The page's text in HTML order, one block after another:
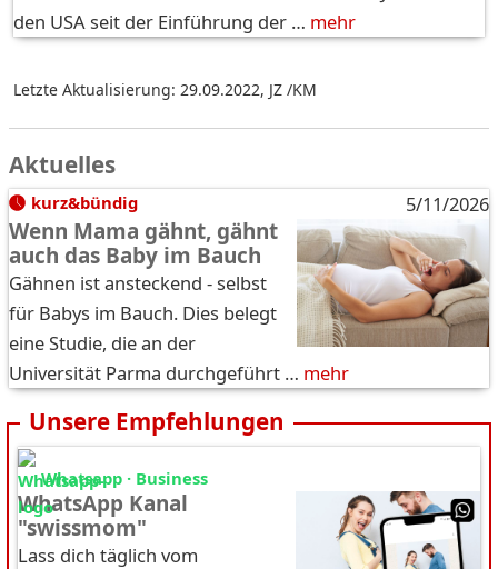
den USA seit der Einführung der … mehr
Letzte Aktualisierung: 29.09.2022, JZ /KM
Aktuelles
kurz&bündig 5/11/2026
Wenn Mama gähnt, gähnt
auch das Baby im Bauch
Gähnen ist ansteckend - selbst
für Babys im Bauch. Dies belegt
eine Studie, die an der
Universität Parma durchgeführt … mehr
Unsere Empfehlungen
Whatsapp · Business
WhatsApp Kanal
"swissmom"
Lass dich täglich vom